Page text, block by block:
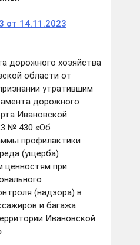
от 14.11.2023
дорожного хозяйства
области от
утратившим
дорожного
Ивановской
№ 430 «Об
профилактики
(ущерба)
ценностям при
(надзора) в
и багажа
Ивановской